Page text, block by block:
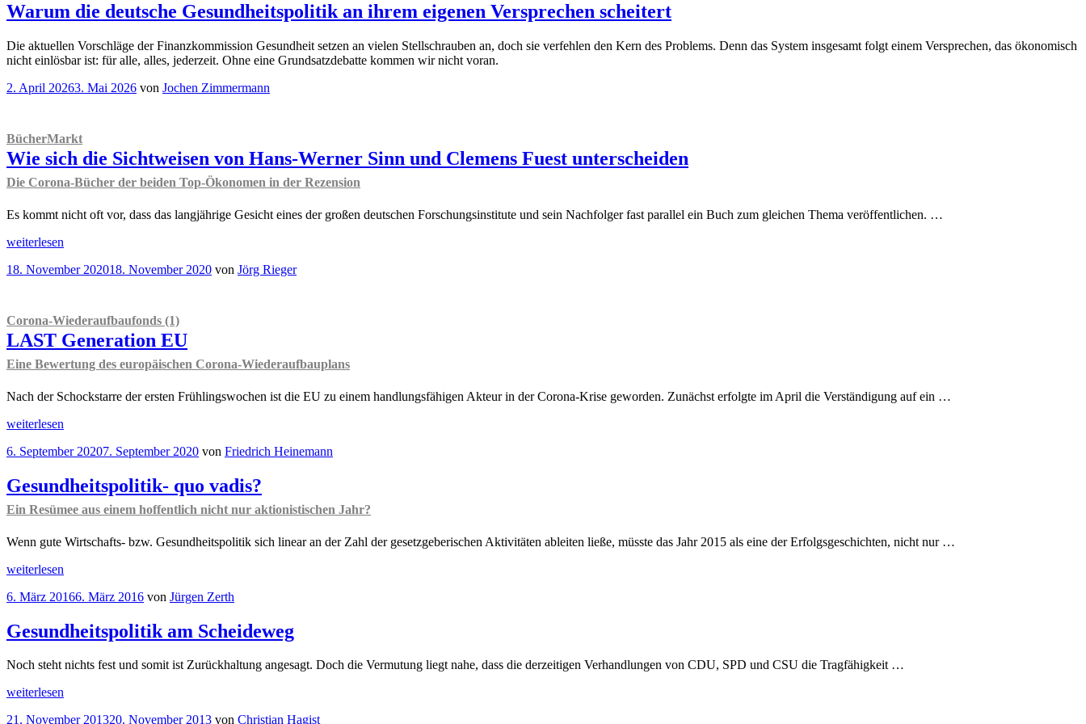
Warum die deutsche Gesundheitspolitik an ihrem eigenen Versprechen scheitert
Die aktuellen Vorschläge der Finanzkommission Gesundheit setzen an vielen Stellschrauben an, doch sie verfehlen den Kern des Problems. Denn das System insgesamt folgt einem Versprechen, das ökonomisch
nicht einlösbar ist: für alle, alles, jederzeit. Ohne eine Grundsatzdebatte kommen wir nicht voran.
Veröffentlicht
2. April 20263. Mai 2026 von Jochen Zimmermann
BücherMarkt
Wie sich die Sichtweisen von Hans-Werner Sinn und Clemens Fuest unterscheiden
Die Corona-Bücher der beiden Top-Ökonomen in der Rezension
Es kommt nicht oft vor, dass das langjährige Gesicht eines der großen deutschen Forschungsinstitute und sein Nachfolger fast parallel ein Buch zum gleichen Thema veröffentlichen. …
„BücherMarkt
sich
von
Hans-
Werner
Sinn
und
Fuest
Die
Corona-
Bücher
beiden
Top-
Ökonomen
der
“
weiterlesen
Veröffentlicht
18. November 202018. November 2020 von Jörg Rieger
Corona-Wiederaufbaufonds (1)
LAST Generation EU
Eine Bewertung des europäischen Corona-Wiederaufbauplans
Nach der Schockstarre der ersten Frühlingswochen ist die EU zu einem handlungsfähigen Akteur in der Corona-Krise geworden. Zunächst erfolgte im April die Verständigung auf ein …
„Corona-
(1)
Generation
EU
Eine
des
Corona-
“
weiterlesen
Veröffentlicht
6. September 20207. September 2020 von Friedrich Heinemann
Gesundheitspolitik- quo vadis?
Ein Resümee aus einem hoffentlich nicht nur aktionistischen Jahr?
Wenn gute Wirtschafts- bzw. Gesundheitspolitik sich linear an der Zahl der gesetzgeberischen Aktivitäten ableiten ließe, müsste das Jahr 2015 als eine der Erfolgsgeschichten, nicht nur …
„Gesundheitspolitik-
vadis?
Resümee
aus
hoffentlich
nicht
nur
aktionistischen
weiterlesen
Veröffentlicht
6. März 20166. März 2016 von Jürgen Zerth
Gesundheitspolitik am Scheideweg
Noch steht nichts fest und somit ist Zurückhaltung angesagt. Doch die Vermutung liegt nahe, dass die derzeitigen Verhandlungen von CDU, SPD und CSU die Tragfähigkeit …
„Gesundheitspolitik
Scheideweg“
weiterlesen
Veröffentlicht
21. November 201320. November 2013 von Christian Hagist